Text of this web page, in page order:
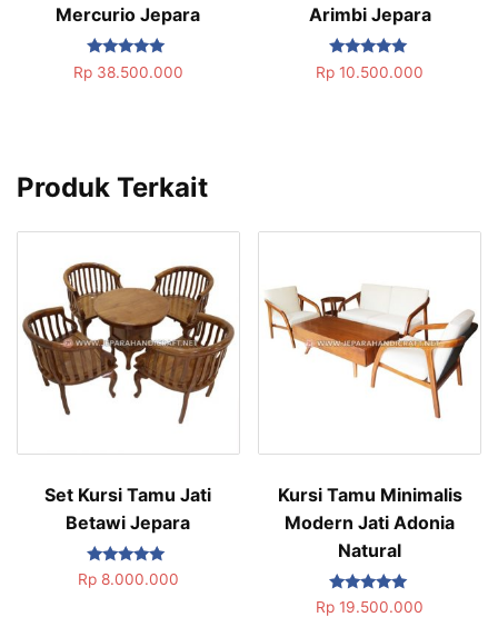
Mercurio Jepara
Dinilai
5.00
Rp38.500.000
Arimbi Jepara
Dinilai
5.00
Rp 10.500.000
Produk Terkait
Set Kursi Tamu Jati
Betawi Jepara
Dinilai
5.00
Rp8.000.000
Kursi Tamu Minimalis
Modern Jati Adonia
Natural
Dinilai
5.00
Rp 19.500.000